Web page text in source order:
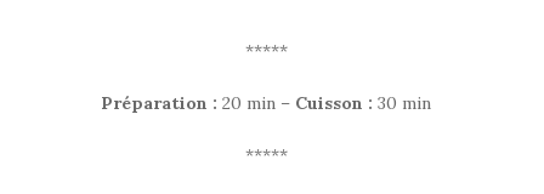
*****
Préparation : 20 min – Cuisson : 30 min
*****